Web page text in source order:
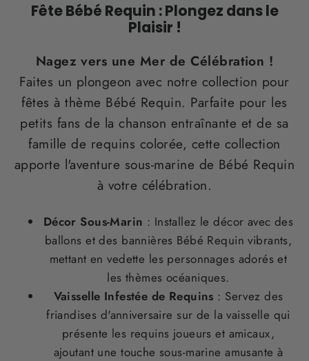
Fête Bébé Requin : Plongez dans le
Plaisir !
Nagez vers une Mer de Célébration !
Faites un plongeon avec notre collection pour
fêtes à thème Bébé Requin. Parfaite pour les
petits fans de la chanson entraînante et de sa
famille de requins colorée, cette collection
apporte l'aventure sous-marine de Bébé Requin
à votre célébration.
Décor Sous-Marin : Installez le décor avec des
ballons et des bannières Bébé Requin vibrants,
mettant en vedette les personnages adorés et
les thèmes océaniques.
Vaisselle Infestée de Requins : Servez des
friandises d'anniversaire sur de la vaisselle qui
présente les requins joueurs et amicaux,
ajoutant une touche sous-marine amusante à